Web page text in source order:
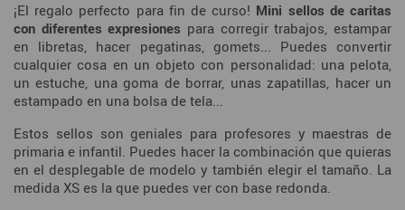
¡El regalo perfecto para fin de curso! Mini sellos de caritas
con diferentes expresiones para corregir trabajos, estampar
en libretas, hacer pegatinas, gomets... Puedes convertir
cualquier cosa en un objeto con personalidad: una pelota,
un estuche, una goma de borrar, unas zapatillas, hacer un
estampado en una bolsa de tela...
Estos sellos son geniales para profesores y maestras de
primaria e infantil. Puedes hacer la combinación que quieras
en el desplegable de modelo y también elegir el tamaño. La
medida XS es la que puedes ver con base redonda.